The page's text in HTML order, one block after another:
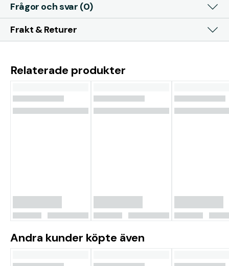
Frågor och svar (0)
Frakt & Returer
Relaterade produkter
Andra kunder köpte även